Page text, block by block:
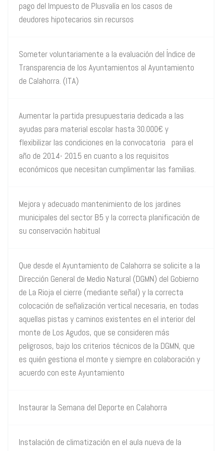
pago del Impuesto de Plusvalía en los casos de
deudores hipotecarios sin recursos
Someter voluntariamente a la evaluación del Índice de
Transparencia de los Ayuntamientos al Ayuntamiento
de Calahorra. (ITA)
Aumentar la partida presupuestaria dedicada a las
ayudas para material escolar hasta 30.000€ y
flexibilizar las condiciones en la convocatoria para el
año de 2014- 2015 en cuanto a los requisitos
económicos que necesitan cumplimentar las familias.
Mejora y adecuado mantenimiento de los jardines
municipales del sector B5 y la correcta planificación de
su conservación habitual
Que desde el Ayuntamiento de Calahorra se solicite a la
Dirección General de Medio Natural (DGMN) del Gobierno
de La Rioja el cierre (mediante señal) y la correcta
colocación de señalización vertical necesaria, en todas
aquellas pistas y caminos existentes en el interior del
monte de Los Agudos, que se consideren más
peligrosos, bajo los criterios técnicos de la DGMN, que
es quién gestiona el monte y siempre en colaboración y
acuerdo con este Ayuntamiento
Instaurar la Semana del Deporte en Calahorra
Instalación de climatización en el aula nueva de la